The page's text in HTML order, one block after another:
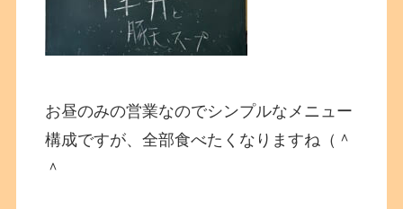
お昼のみの営業なのでシンプルなメニュー
構成ですが、全部食べたくなりますね（＾
＾